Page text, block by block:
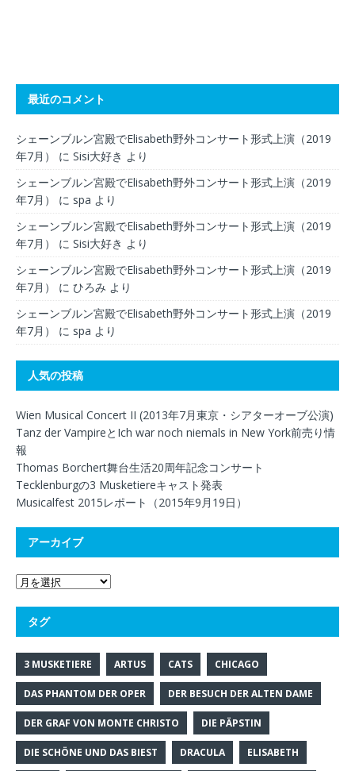
最近のコメント
シェーンブルン宮殿でElisabeth野外コンサート形式上演（2019
年7月）
に Sisi大好き より
シェーンブルン宮殿でElisabeth野外コンサート形式上演（2019
年7月）
に spa より
シェーンブルン宮殿でElisabeth野外コンサート形式上演（2019
年7月）
に Sisi大好き より
シェーンブルン宮殿でElisabeth野外コンサート形式上演（2019
年7月）
に ひろみ より
シェーンブルン宮殿でElisabeth野外コンサート形式上演（2019
年7月）
に spa より
人気の投稿
Wien Musical Concert II (2013年7月東京・シアターオーブ公演)
Tanz der VampireとIch war noch niemals in New York前売り情
報
Thomas Borchert舞台生活20周年記念コンサート
Tecklenburgの3 Musketiereキャスト発表
Musicalfest 2015レポート（2015年9月19日）
アーカイブ
タグ
3 MUSKETIERE ARTUS CATS CHICAGO
DAS PHANTOM DER OPER DER BESUCH DER ALTEN DAME
DER GRAF VON MONTE CHRISTO DIE PÄPSTIN
DIE SCHÖNE UND DAS BIEST DRACULA ELISABETH